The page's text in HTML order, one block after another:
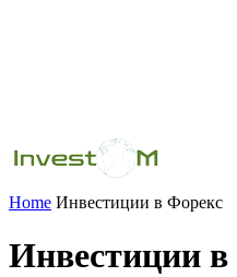
Home Инвестиции в Форекс
Инвестиции